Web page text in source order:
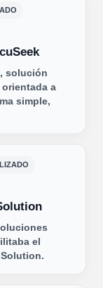
solución
orientada a
simple,
el